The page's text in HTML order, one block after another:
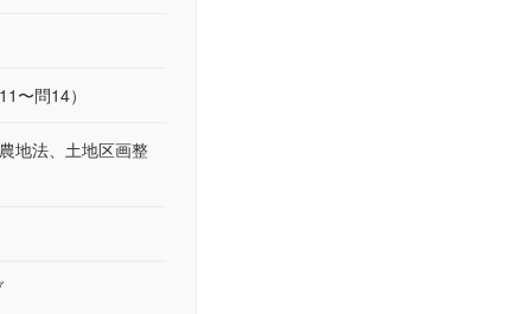
〜問14）
地法、土地区画整